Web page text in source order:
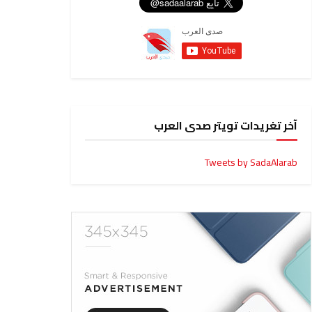
آخر تغريدات تويتر صدى العرب
Tweets by SadaAlarab